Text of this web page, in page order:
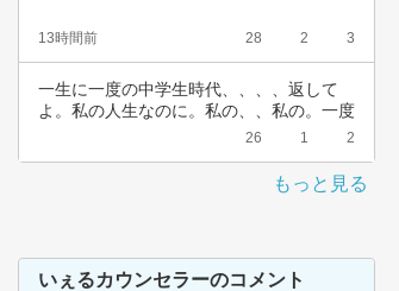
13時間前 28 2 3
一生に一度の中学生時代、、、、返して
よ。私の人生なのに。私の、、私の。一度
26 1 2
もっと見る
いぇるカウンセラーのコメント